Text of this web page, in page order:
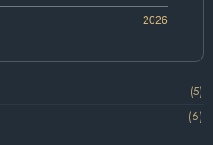
2026
(5)
(6)